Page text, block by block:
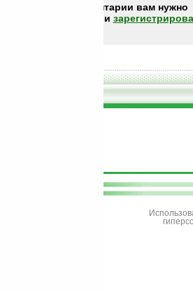
Чтобы писать комментарии вам нужно
или